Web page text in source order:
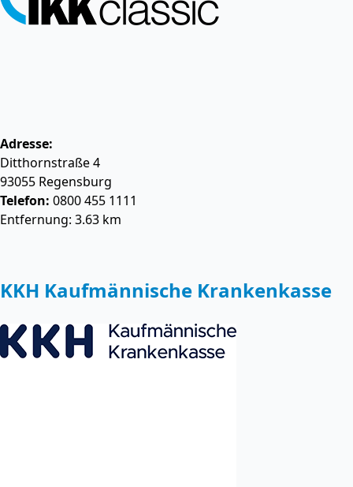
Adresse:
Ditthornstraße 4
93055 Regensburg
Telefon: 0800 455 1111
Entfernung: 3.63 km
KKH Kaufmännische Krankenkasse